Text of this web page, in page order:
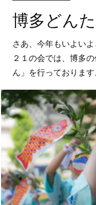
さあ、今年もいよい
２１の会では、博多
ん」を行っておりま